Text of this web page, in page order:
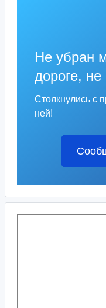
Не убран
дороге,
Столкнулись с
ней!